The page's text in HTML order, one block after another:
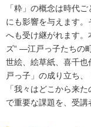
「粋」の概念は時代
にも影響を与えます
へも受け継がれます
ズ“ ―江戸っ子たちの
世絵、絵草紙、喜千
戸っ子」の成り立ち、
「我々はどこから来
で重要な課題を、受講